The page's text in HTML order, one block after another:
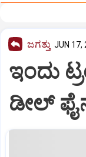
ಜಗತ್ತು JUN 17,
ಇಂದು
ಡೀಲ್‌